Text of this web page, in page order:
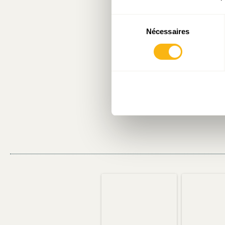
consentement
Nécessaires
En somme,
de la
certaines
pourtant